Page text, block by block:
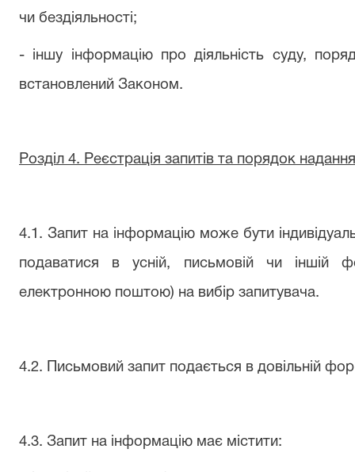
чи бездіяльності;
- іншу інформацію про діяльність суду,
встановлений Законом.
Розділ 4. Реєстрація запитів та порядок надання
4.1. Запит на інформацію може бути
подаватися в усній, письмовій чи
електронною поштою) на вибір запитувача.
4.2. Письмовий запит подається в довільній
4.3. Запит на інформацію має містити: